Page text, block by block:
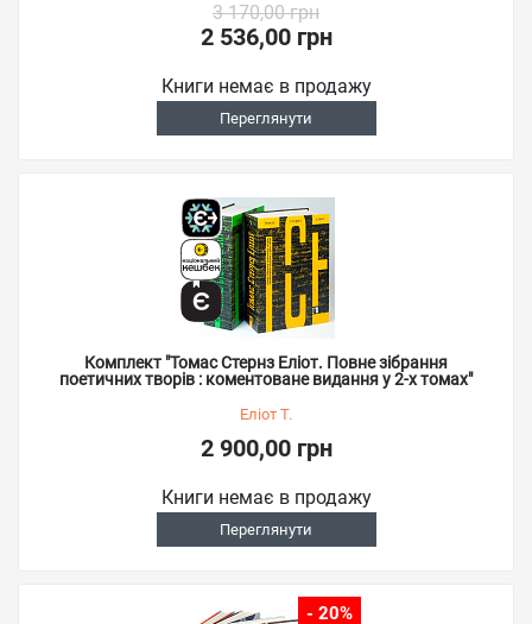
3 170,00 грн
2 536,00 грн
Книги немає в продажу
Переглянути
Комплект "Томас Стернз Еліот. Повне зібрання
поетичних творів : коментоване видання у 2-х томах"
Еліот Т.
2 900,00 грн
Книги немає в продажу
Переглянути
- 20%